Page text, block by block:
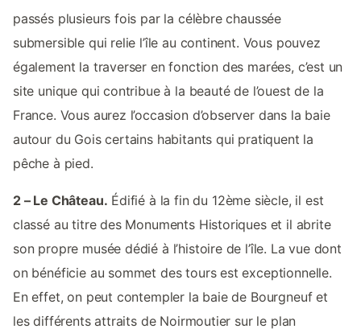
passés plusieurs fois par la célèbre chaussée
submersible qui relie l’île au continent. Vous pouvez
également la traverser en fonction des marées, c’est un
site unique qui contribue à la beauté de l’ouest de la
France. Vous aurez l’occasion d’observer dans la baie
autour du Gois certains habitants qui pratiquent la
pêche à pied.
2 – Le Château. Édifié à la fin du 12ème siècle, il est
classé au titre des Monuments Historiques et il abrite
son propre musée dédié à l’histoire de l’île. La vue dont
on bénéficie au sommet des tours est exceptionnelle.
En effet, on peut contempler la baie de Bourgneuf et
les différents attraits de Noirmoutier sur le plan